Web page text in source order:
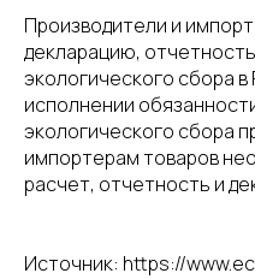
Производители и
декларацию,
экологического сбора
исполнении
экологического сбора
импортерам товаров
расчет, отчетность и
Источник: https://